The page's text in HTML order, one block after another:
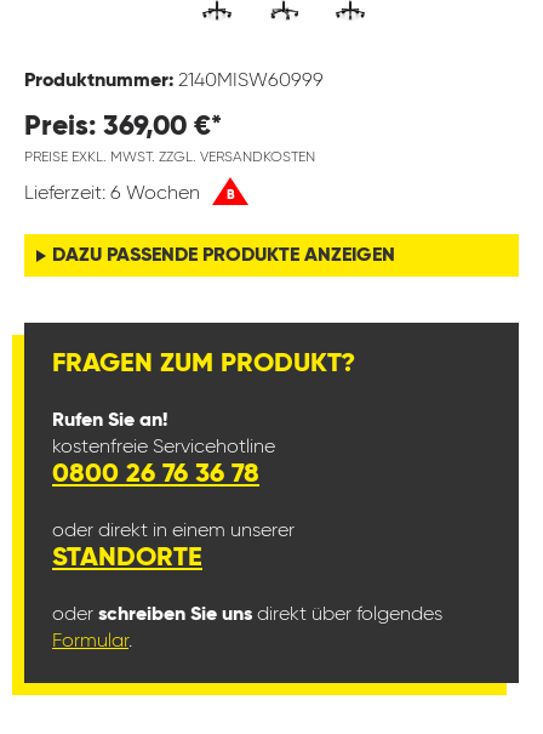
Produktnummer: 2140MISW60999
Preis: 369,00 €*
PREISE EXKL. MWST. ZZGL. VERSANDKOSTEN
Lieferzeit: 6 Wochen B
DAZU PASSENDE PRODUKTE ANZEIGEN
FRAGEN ZUM PRODUKT?
Rufen Sie an!
kostenfreie Servicehotline
0800 26 76 36 78
oder direkt in einem unserer
STANDORTE
oder schreiben Sie uns direkt über folgendes
Formular.